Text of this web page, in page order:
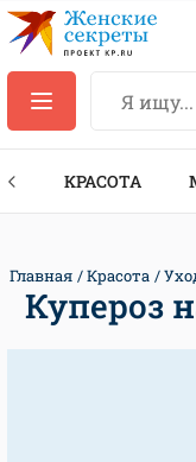
КРАСОТА
Главная Красота
Купероз